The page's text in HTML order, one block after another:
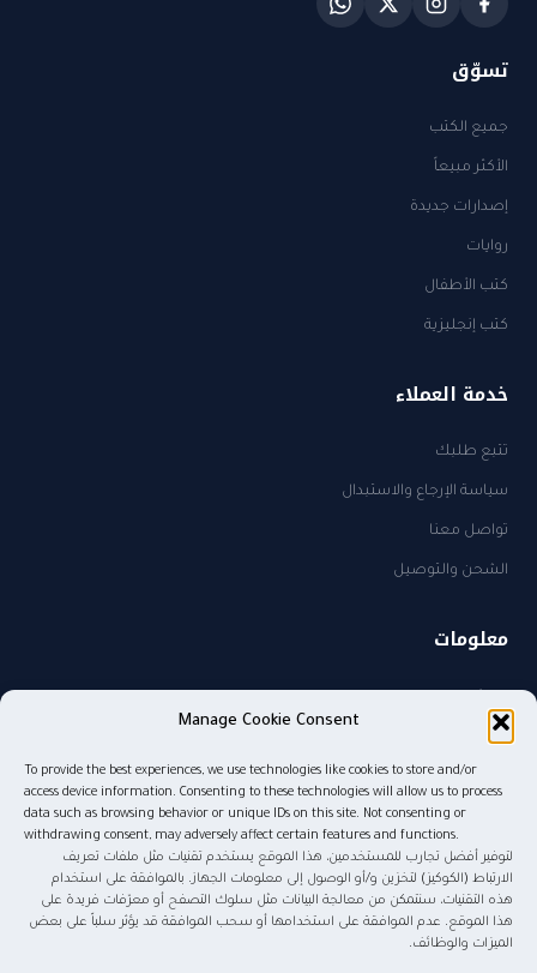
Manage Cookie Consent
To provide the best experiences, we use technologies like cookies to store and/or
access device information. Consenting to these technologies will allow us to process
data such as browsing behavior or unique IDs on this site. Not consenting or
withdrawing consent, may adversely affect certain features and functions.
لتوفير أفضل تجارب للمستخدمين، هذا الموقع يستخدم تقنيات مثل ملفات تعريف
الارتباط (الكوكيز) لتخزين و/أو الوصول إلى معلومات الجهاز. بالموافقة على استخدام
هذه التقنيات، سنتمكن من معالجة البيانات مثل سلوك التصفح أو معرّفات فريدة على
هذا الموقع. عدم الموافقة على استخدامها أو سحب الموافقة قد يؤثر سلباً على بعض
الميزات والوظائف.
تسوّق
جميع الكتب
الأكثر مبيعاً
إصدارات جديدة
روايات
كتب الأطفال
كتب إنجليزية
خدمة العملاء
تتبع طلبك
سياسة الإرجاع والاستبدال
تواصل معنا
الشحن والتوصيل
معلومات
سياسة الخصوصية
sales@kw.sa
٠٥٠٥٨٢٧٤٨٥
© ٢٠٢٦ موج المعرفة للنشر والتوزيع. جميع الحقوق محفوظة.